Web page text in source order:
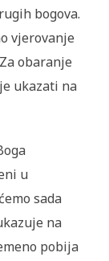
bogova.
vjerovanje
obaranje
ukazati na
u
sada
na
pobija